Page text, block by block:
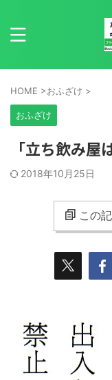
HOME >おふざけ >
おふざけ
「立ち飲み
2018年10月25日
この